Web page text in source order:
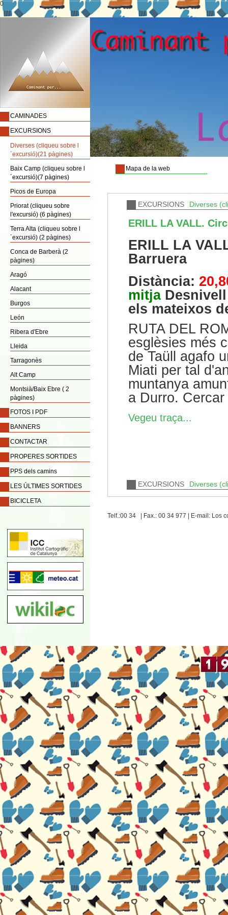
0
CAMINADES
EXCURSIONS
Diverses (cliqueu sobre l
´excursió)(21 pàgines)
Baix Camp (cliqueu sobre l
´excursió)(7 pàgines)
Picos de Europa
Priorat (cliqueu sobre
l'excursió) (6 pàgines)
Terra Alta (cliqueu sobre l
´excursió) (2 pàgines)
Conca de Barberà (2
pàgines)
Aragó
Alacant
Burgos
León
Ribera d'Ebre
Lleida
Tarragonès
Alt Camp
Montsià/Baix Ebre ( 2
pàgines)
FOTOS I PDF
BANNERS
CONTACTAR
PROPERES SORTIDES
PPS dels camins
LES ÚLTIMES SORTIDES
BICICLETA
Mapa de la web
EXCURSIONS Diverses
ERILL LA VALL.
ERILL LA
Barruera
Distància:
mitja
els mateixos
RUTA DEL
esglèsies més
de Taüll agafo
Miati per tal
muntanya
a Durro.
Vegeu traça...
EXCURSIONS Diverses
Telf.:00 34 | Fax.: 00 34 977 | E-mail: Los